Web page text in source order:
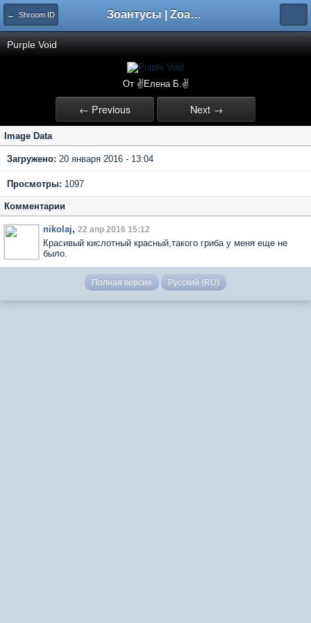
← Shroom ID Зоантусы | Zoasfan.ru
Purple Void
От ✌Елена Б.✌
← Previous Next →
Image Data
Загружено: 20 января 2016 - 13:04
Просмотры: 1097
Комментарии
nikolaj, 22 апр 2016 15:12
Красивый кислотный красный,такого гриба у меня еще не
было.
Полная версия Русский (RU)